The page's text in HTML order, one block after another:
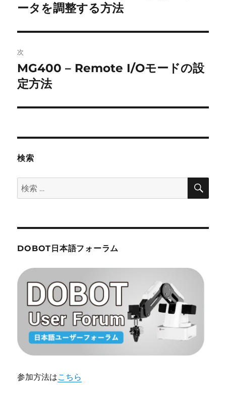
ナ
ビ
ゲ
ー
シ
ン
の
稿:
ータを調整する方法
次
次
の
稿:
MG400 – Remote I/Oモードの設
定方法
検索
検
索:
検
DOBOT日本語フォーラム
参加方法はこちら